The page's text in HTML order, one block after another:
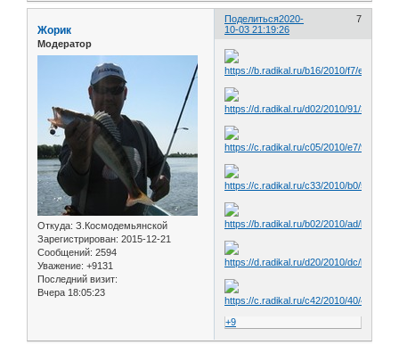
Поделиться 7
2020-
10-03 21:19:26
Жорик
Модератор
Откуда: З.Космодемьянской
Зарегистрирован: 2015-12-21
Сообщений: 2594
Уважение: +9131
Последний визит:
Вчера 18:05:23
+9